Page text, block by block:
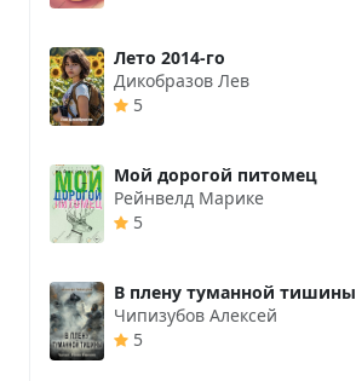
Лето 2014-го
Дикобразов Лев
5
Мой дорогой питомец
Рейнвелд Марике
5
В плену туманной тишины
Чипизубов Алексей
5